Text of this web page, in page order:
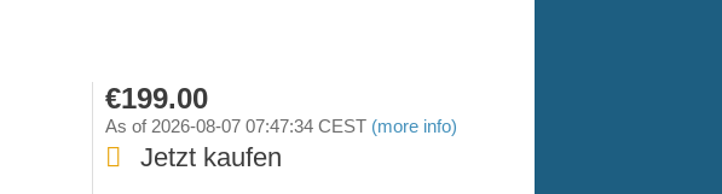
€199.00
As of 2026-08-07 07:47:34 CEST (more info)
Jetzt kaufen